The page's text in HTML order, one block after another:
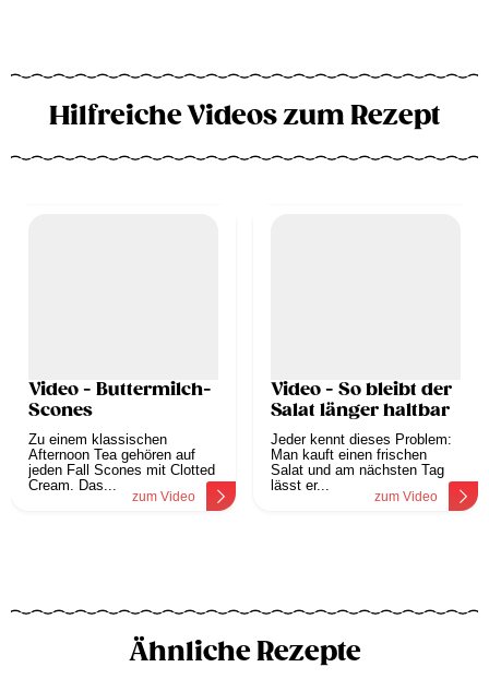
Hilfreiche Videos zum Rezept
Video - Buttermilch-
Scones
Zu einem klassischen
Afternoon Tea gehören auf
jeden Fall Scones mit Clotted
Cream. Das...
zum Video
Video - So bleibt der
Salat länger haltbar
Jeder kennt dieses Problem:
Man kauft einen frischen
Salat und am nächsten Tag
lässt er...
zum Video
Ähnliche Rezepte